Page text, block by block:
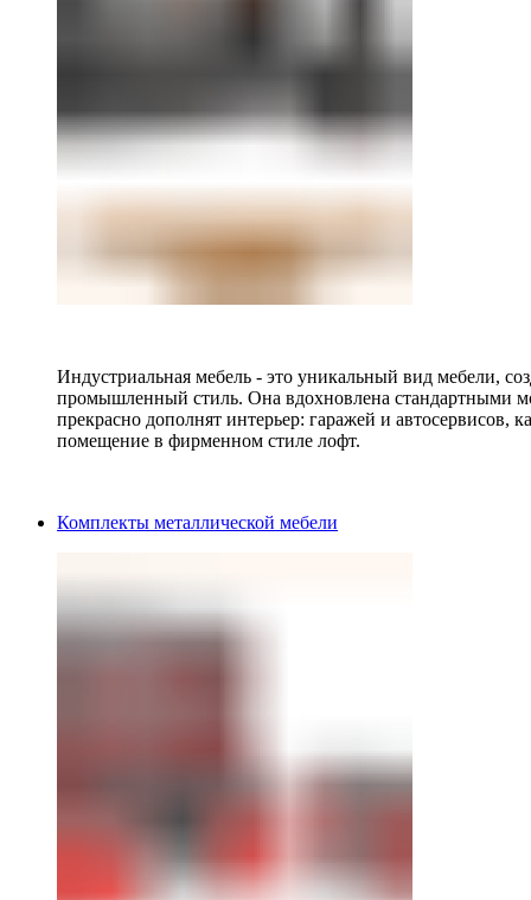
Индустриальная мебель - это уникальный вид мебели,
промышленный стиль. Она вдохновлена стандартными
прекрасно дополнят интерьер: гаражей и автосервисов,
помещение в фирменном стиле лофт.
Комплекты металлической мебели